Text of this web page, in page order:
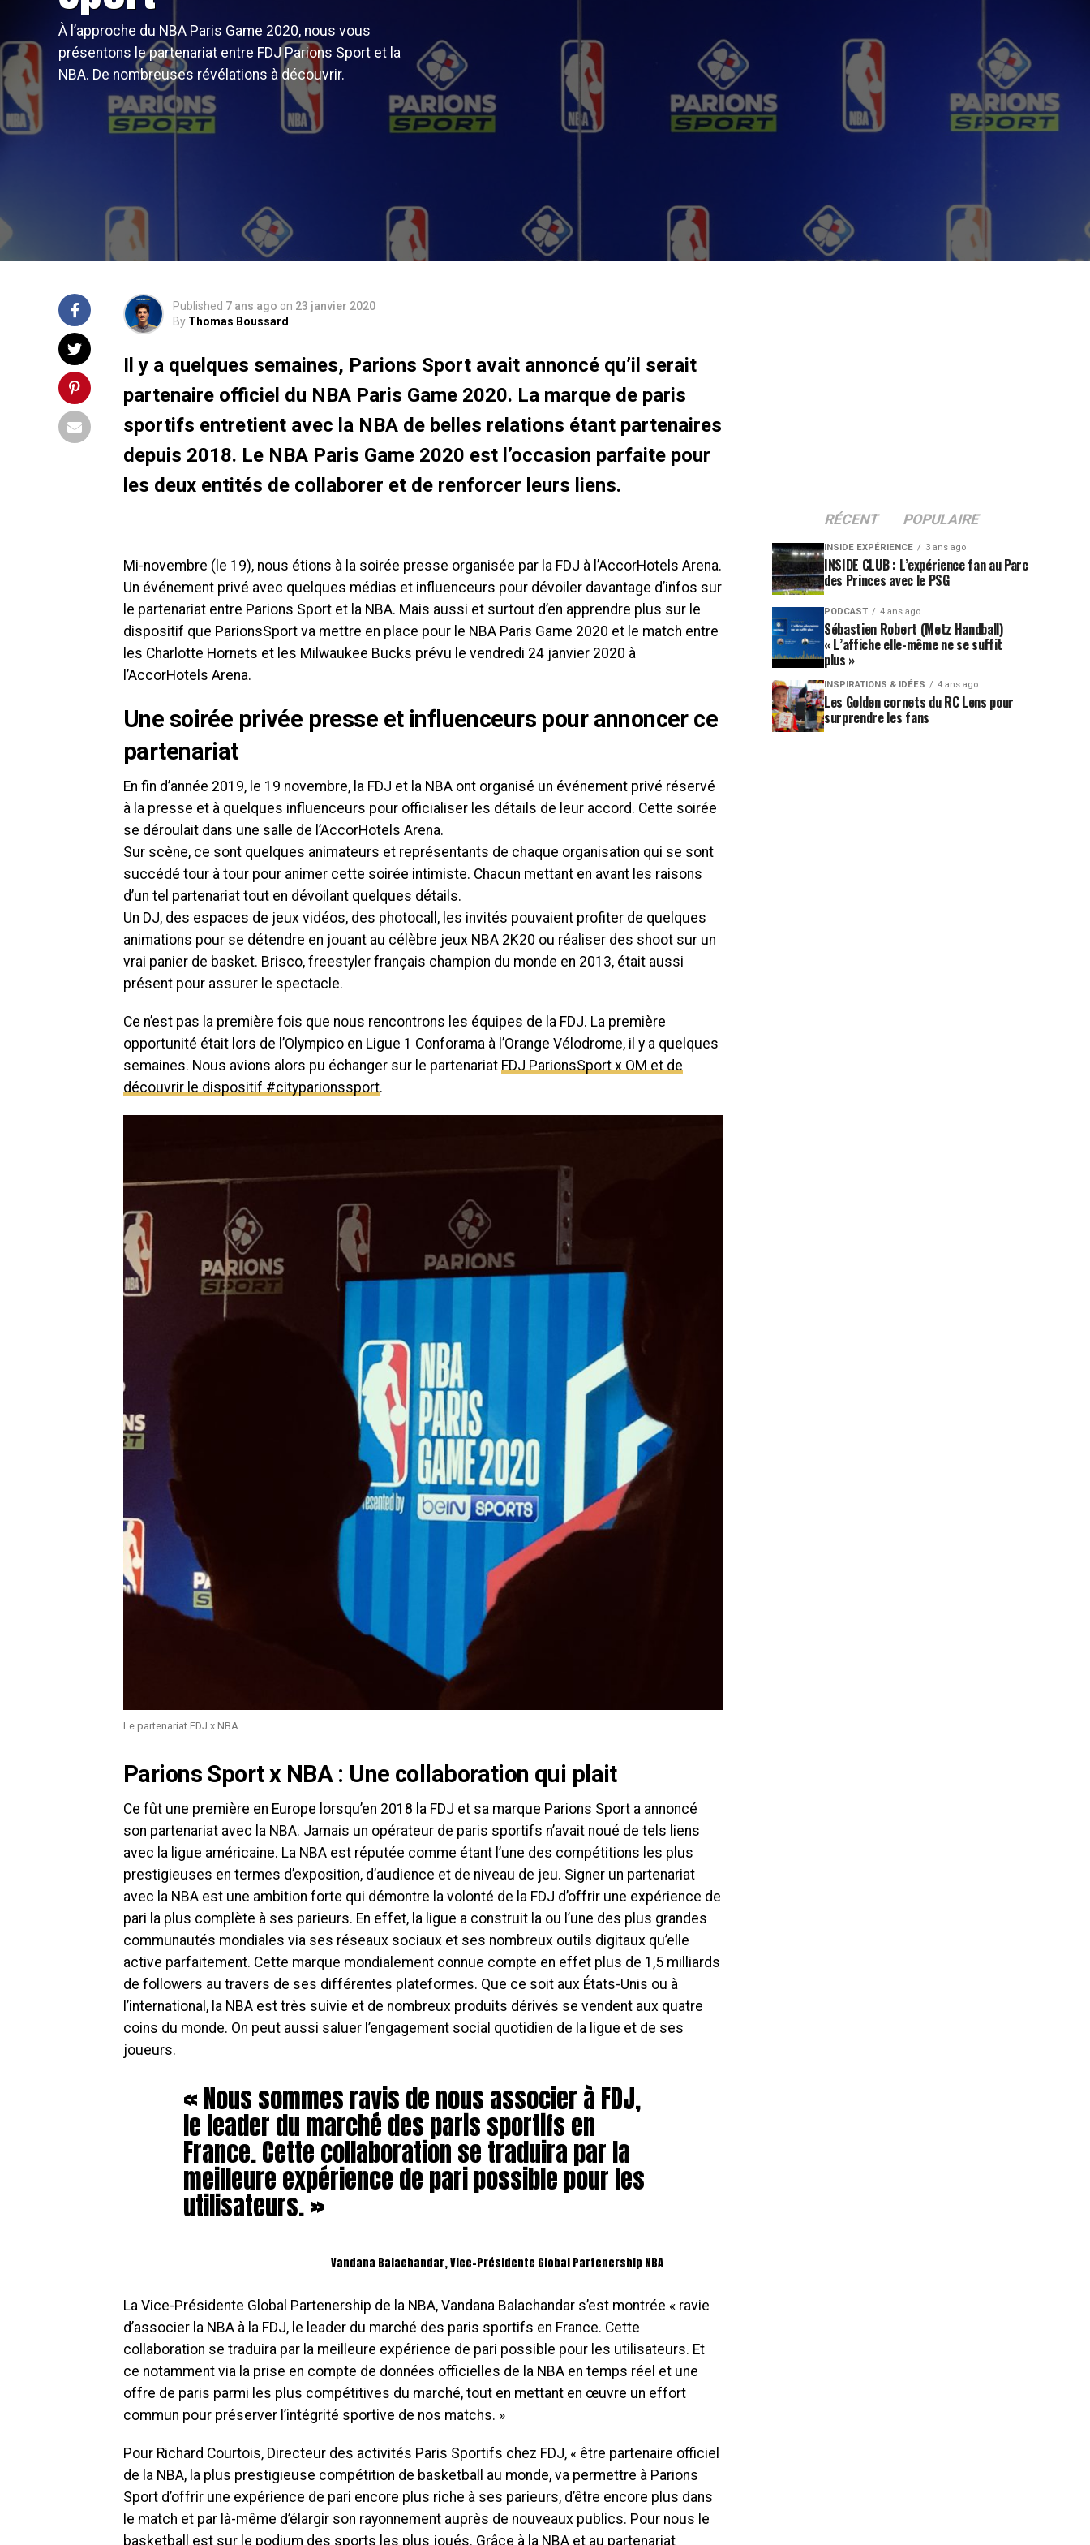
À l’approche du NBA Paris Game 2020, nous vous
présentons le partenariat entre FDJ Parions Sport et la
NBA. De nombreuses révélations à découvrir.
Published 7 ans ago on 23 janvier 2020
By Thomas Boussard
Il y a quelques semaines, Parions Sport avait annoncé qu’il serait
partenaire officiel du NBA Paris Game 2020. La marque de paris
sportifs entretient avec la NBA de belles relations étant partenaires
depuis 2018. Le NBA Paris Game 2020 est l’occasion parfaite pour
les deux entités de collaborer et de renforcer leurs liens.
Mi-novembre (le 19), nous étions à la soirée presse organisée par la FDJ à l’AccorHotels Arena.
Un événement privé avec quelques médias et influenceurs pour dévoiler davantage d’infos sur
le partenariat entre Parions Sport et la NBA. Mais aussi et surtout d’en apprendre plus sur le
dispositif que ParionsSport va mettre en place pour le NBA Paris Game 2020 et le match entre
les Charlotte Hornets et les Milwaukee Bucks prévu le vendredi 24 janvier 2020 à
l’AccorHotels Arena.
Une soirée privée presse et influenceurs pour annoncer ce
partenariat
En fin d’année 2019, le 19 novembre, la FDJ et la NBA ont organisé un événement privé réservé
à la presse et à quelques influenceurs pour officialiser les détails de leur accord. Cette soirée
se déroulait dans une salle de l’AccorHotels Arena.
Sur scène, ce sont quelques animateurs et représentants de chaque organisation qui se sont
succédé tour à tour pour animer cette soirée intimiste. Chacun mettant en avant les raisons
d’un tel partenariat tout en dévoilant quelques détails.
Un DJ, des espaces de jeux vidéos, des photocall, les invités pouvaient profiter de quelques
animations pour se détendre en jouant au célèbre jeux NBA 2K20 ou réaliser des shoot sur un
vrai panier de basket. Brisco, freestyler français champion du monde en 2013, était aussi
présent pour assurer le spectacle.
Ce n’est pas la première fois que nous rencontrons les équipes de la FDJ. La première
opportunité était lors de l’Olympico en Ligue 1 Conforama à l’Orange Vélodrome, il y a quelques
semaines. Nous avions alors pu échanger sur le partenariat FDJ ParionsSport x OM et de
découvrir le dispositif #cityparionssport.
Le partenariat FDJ x NBA
Parions Sport x NBA : Une collaboration qui plait
Ce fût une première en Europe lorsqu’en 2018 la FDJ et sa marque Parions Sport a annoncé
son partenariat avec la NBA. Jamais un opérateur de paris sportifs n’avait noué de tels liens
avec la ligue américaine. La NBA est réputée comme étant l’une des compétitions les plus
prestigieuses en termes d’exposition, d’audience et de niveau de jeu. Signer un partenariat
avec la NBA est une ambition forte qui démontre la volonté de la FDJ d’offrir une expérience de
pari la plus complète à ses parieurs. En effet, la ligue a construit la ou l’une des plus grandes
communautés mondiales via ses réseaux sociaux et ses nombreux outils digitaux qu’elle
active parfaitement. Cette marque mondialement connue compte en effet plus de 1,5 milliards
de followers au travers de ses différentes plateformes. Que ce soit aux États-Unis ou à
l’international, la NBA est très suivie et de nombreux produits dérivés se vendent aux quatre
coins du monde. On peut aussi saluer l’engagement social quotidien de la ligue et de ses
joueurs.
« Nous sommes ravis de nous associer à FDJ,
le leader du marché des paris sportifs en
France. Cette collaboration se traduira par la
meilleure expérience de pari possible pour les
utilisateurs. »
Vandana Balachandar, Vice-Présidente Global Partenership NBA
La Vice-Présidente Global Partenership de la NBA, Vandana Balachandar s’est montrée « ravie
d’associer la NBA à la FDJ, le leader du marché des paris sportifs en France. Cette
collaboration se traduira par la meilleure expérience de pari possible pour les utilisateurs. Et
ce notamment via la prise en compte de données officielles de la NBA en temps réel et une
offre de paris parmi les plus compétitives du marché, tout en mettant en œuvre un effort
commun pour préserver l’intégrité sportive de nos matchs. »
Pour Richard Courtois, Directeur des activités Paris Sportifs chez FDJ, « être partenaire officiel
de la NBA, la plus prestigieuse compétition de basketball au monde, va permettre à Parions
Sport d’offrir une expérience de pari encore plus riche à ses parieurs, d’être encore plus dans
le match et par là-même d’élargir son rayonnement auprès de nouveaux publics. Pour nous le
basketball est sur le podium des sports les plus joués. Grâce à la NBA et au partenariat
RÉCENT POPULAIRE
INSIDE EXPÉRIENCE 3 ans ago
INSIDE CLUB : L’expérience fan au Parc
des Princes avec le PSG
PODCAST 4 ans ago
Sébastien Robert (Metz Handball)
« L’affiche elle-même ne se suffit
plus »
INSPIRATIONS & IDÉES 4 ans ago
Les Golden cornets du RC Lens pour
surprendre les fans